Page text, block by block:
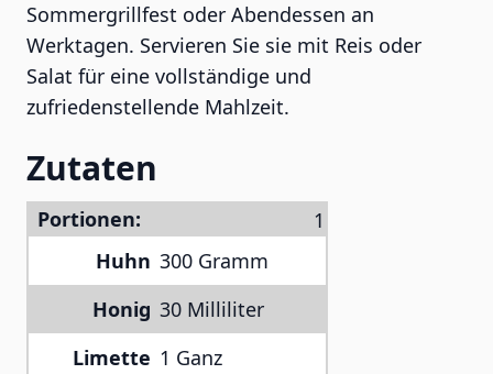
Sommergrillfest oder Abendessen an
Werktagen. Servieren Sie sie mit Reis oder
Salat für eine vollständige und
zufriedenstellende Mahlzeit.
Zutaten
Portionen:
Huhn 300 Gramm
Honig 30 Milliliter
Limette 1 Ganz